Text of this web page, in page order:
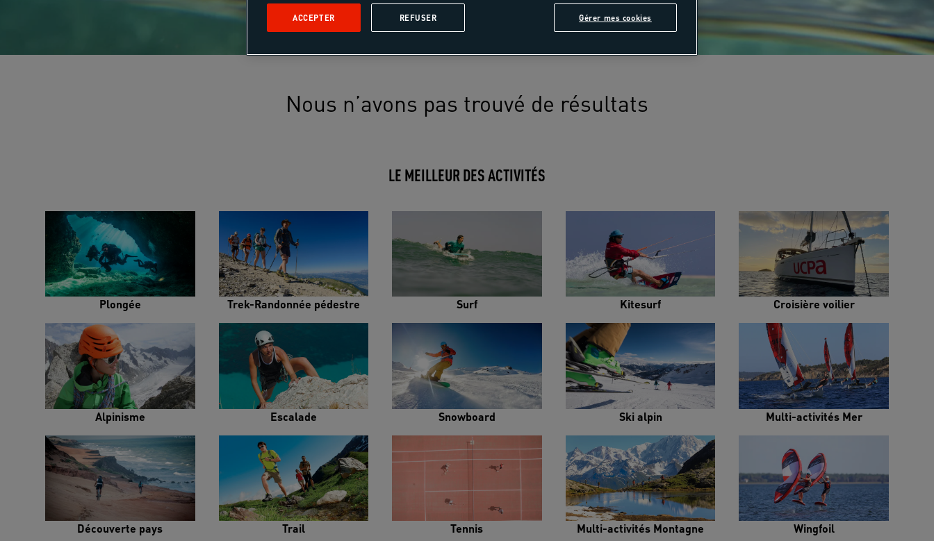
Nous n’avons pas trouvé de résultats
LE MEILLEUR DES ACTIVITÉS
Plongée Trek-Randonnée pédestre Surf Kitesurf Croisière voilier
Alpinisme Escalade Snowboard Ski alpin Multi-activités Mer
Découverte pays Trail Tennis Multi-activités Montagne Wingfoil
Gérer mes cookies
REFUSER
ACCEPTER